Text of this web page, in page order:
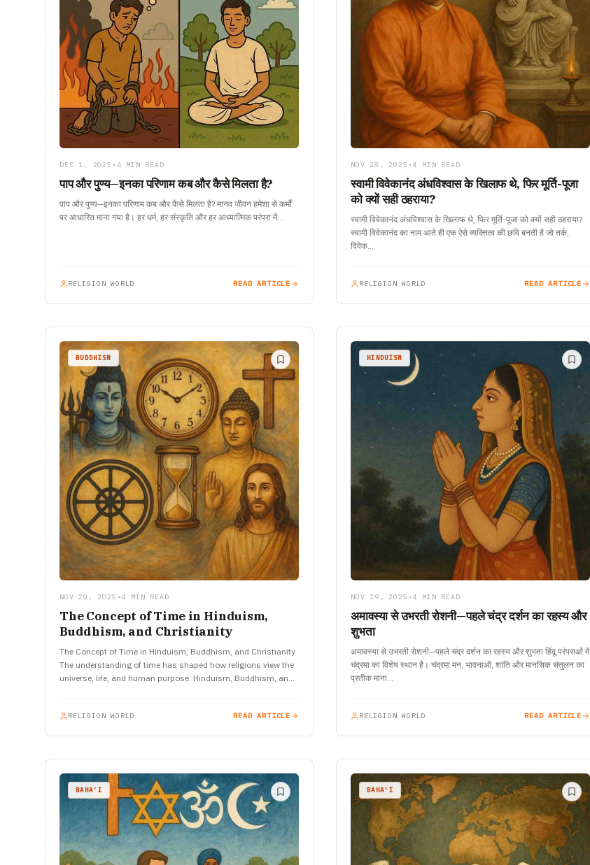
DEC 1, 2025 • 4 MIN READ
पाप और पुण्य—इनका परिणाम कब और कैसे मिलता है?
पाप और पुण्य—इनका परिणाम कब और कैसे मिलता है? मानव जीवन हमेशा से कर्मों
पर आधारित माना गया है। हर धर्म, हर संस्कृति और हर आध्यात्मिक परंपरा में…
RELIGION WORLD READ ARTICLE
NOV 28, 2025 •4 MIN READ
स्वामी विवेकानंद अंधविश्वास के खिलाफ थे, फिर मूर्ति-पूजा
को क्यों सही ठहराया?
स्वामी विवेकानंद अंधविश्वास के खिलाफ थे, फिर मूर्ति-पूजा को क्यों सही ठहराया?
स्वामी विवेकानंद का नाम आते ही एक ऐसे व्यक्तित्व की छवि बनती है जो तर्क,
विवेक…
RELIGION WORLD READ ARTICLE
BUDDHISM
NOV 20, 2025 •4 MIN READ
The Concept of Time in Hinduism,
Buddhism, and Christianity
The Concept of Time in Hinduism, Buddhism, and Christianity
The understanding of time has shaped how religions view the
universe, life, and human purpose. Hinduism, Buddhism, and
RELIGION WORLD READ ARTICLE
HINDUISM
NOV 19, 2025 •4 MIN READ
अमावस्या से उभरती रोशनी—पहले चंद्र दर्शन का रहस्य और
शुभता
अमावस्या से उभरती रोशनी—पहले चंद्र दर्शन का रहस्य और शुभता हिंदू परंपराओं में
चंद्रमा का विशेष स्थान है। चंद्रमा मन, भावनाओं, शांति और मानसिक संतुलन का
प्रतीक माना…
RELIGION WORLD READ ARTICLE
BAHA'I BAHA'I